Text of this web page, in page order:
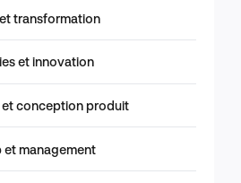
transformation
et innovation
et conception produit
et management